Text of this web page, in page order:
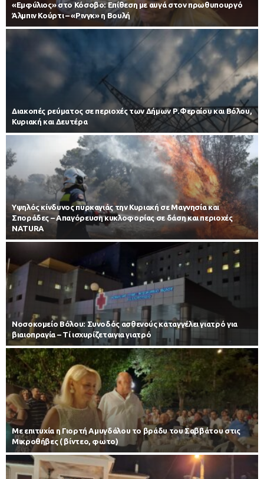
«Εμφύλιος» στο Κόσοβο: Επίθεση με αυγά στον πρωθυπουργό
Άλμπιν Κούρτι – «Ρινγκ» η Βουλή
Διακοπές ρεύματος σε περιοχές των Δήμων Ρ.Φεραίου και Βόλου,
Κυριακή και Δευτέρα
Υψηλός κίνδυνος πυρκαγιάς την Κυριακή σε Μαγνησία και
Σποράδες – Απαγόρευση κυκλοφορίας σε δάση και περιοχές
NATURA
Νοσοκομείο Βόλου: Συνοδός ασθενούς καταγγέλει γιατρό για
βιαιοπραγία – Τί ισχυρίζεταιγια γιατρό
Με επιτυχία η Γιορτή Αμυγδάλου το βράδυ του Σαββάτου στις
Μικροθήβες ( βίντεο, φωτο)